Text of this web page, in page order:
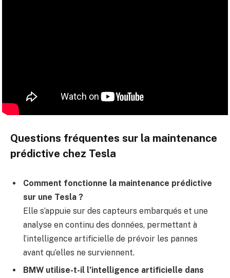
Questions fréquentes sur la maintenance
prédictive chez Tesla
Comment fonctionne la maintenance prédictive
sur une Tesla ?
Elle s’appuie sur des capteurs embarqués et une
analyse en continu des données, permettant à
l’intelligence artificielle de prévoir les pannes
avant qu’elles ne surviennent.
BMW utilise-t-il l’intelligence artificielle dans